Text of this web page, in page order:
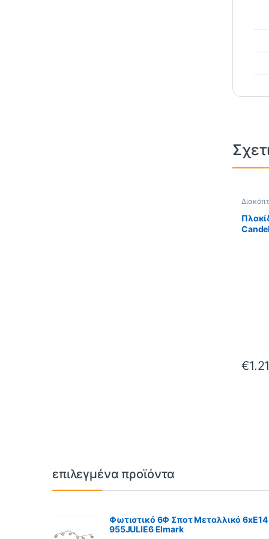
€
Brands Carousel
επιλεγμένα προϊόντα
Φωτιστικό 6Φ Σποτ Μεταλλικό 6xE14
955JULIE6 Elmark